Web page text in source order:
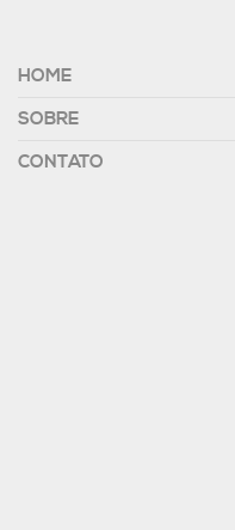
HOME
SOBRE
CONTATO